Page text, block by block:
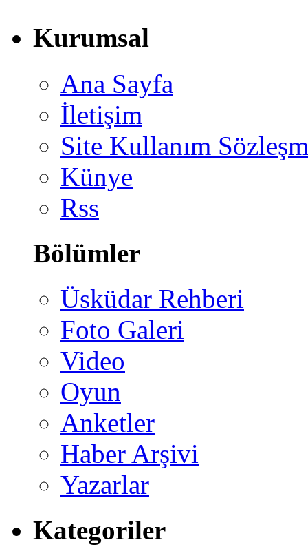
Kurumsal
Ana Sayfa
İletişim
Site Kullanım
Künye
Rss
Bölümler
Üsküdar Rehberi
Foto Galeri
Video
Oyun
Anketler
Haber Arşivi
Yazarlar
Kategoriler